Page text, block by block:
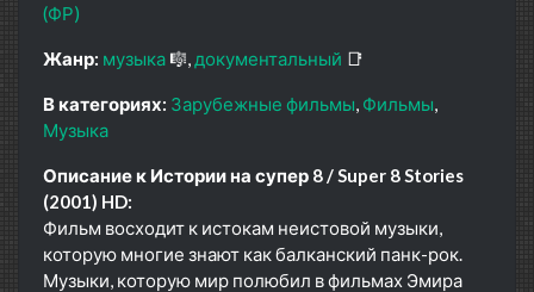
(ФР)
Жанр: музыка 🎼 документальный 📑
В категориях: Зарубежные фильмы Фильмы
Музыка
Описание к Истории на супер 8 / Super 8 Stories
(2001) HD:
Фильм восходит к истокам неистовой музыки,
которую многие знают как балканский панк-рок.
Музыки, которую мир полюбил в фильмах Эмира